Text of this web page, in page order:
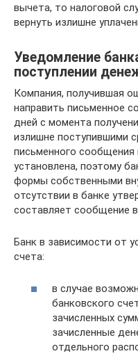
вычета, то налоговой
вернуть излишне
Уведомление
поступлении
Компания, получившая
направить письменное
дней с момента
излишне поступившими
письменного сообщения
установлена, поэтому
формы собственными
отсутствии в банке
составляет сообщение
Банк в зависимости от
счета:
в случае
банковского
зачисленных
зачисленные
отдельного